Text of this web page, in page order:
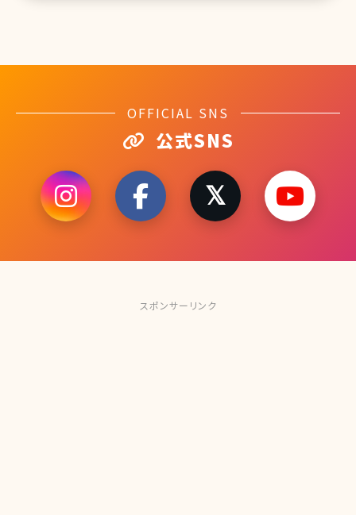
などがプラズマの状態にあたります。医療現場でも器具の滅菌や止
OFFICIAL SNS
公式SNS
スポンサーリンク